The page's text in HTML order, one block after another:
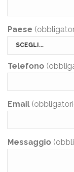
Paese
Telefono
Email
Messaggio